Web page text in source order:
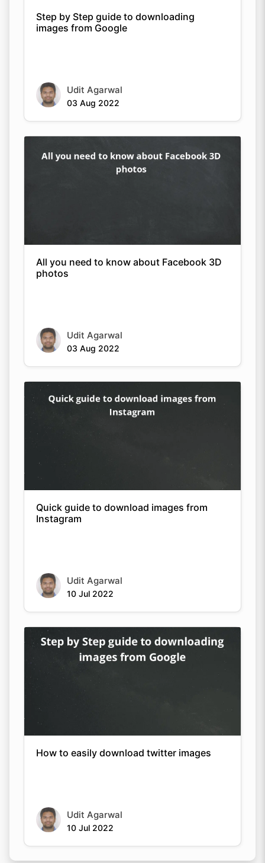
Step by Step guide to downloading
images from Google
Udit Agarwal
03 Aug 2022
All you need to know about Facebook 3D
photos
Udit Agarwal
03 Aug 2022
Quick guide to download images from
Instagram
Udit Agarwal
10 Jul 2022
How to easily download twitter images
Udit Agarwal
10 Jul 2022